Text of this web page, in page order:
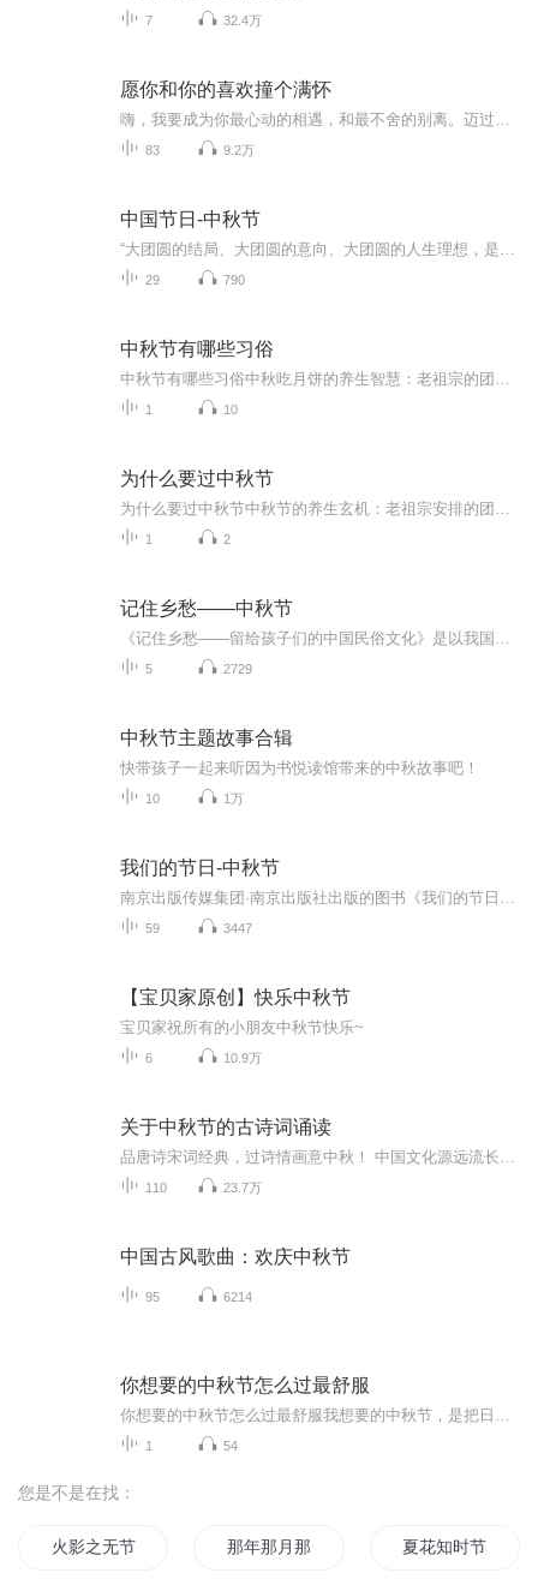
7 32.4万
愿你和你的喜欢撞个满怀
83 9.2万
中国节日-中秋节
29 790
中秋节有哪些习俗
1 10
为什么要过中秋节
1 2
记住乡愁——中秋节
5 2729
中秋节主题故事合辑
快带孩子一起来听因为书悦读馆带来的中秋故事吧！
10 1万
我们的节日-中秋节
59 3447
【宝贝家原创】快乐中秋节
宝贝家祝所有的小朋友中秋节快乐~
6 10.9万
关于中秋节的古诗词诵读
110 23.7万
中国古风歌曲：欢庆中秋节
95 6214
你想要的中秋节怎么过最舒服
1 54
您是不是在找：
火影之无节操 那年那月那时节 夏花知时节